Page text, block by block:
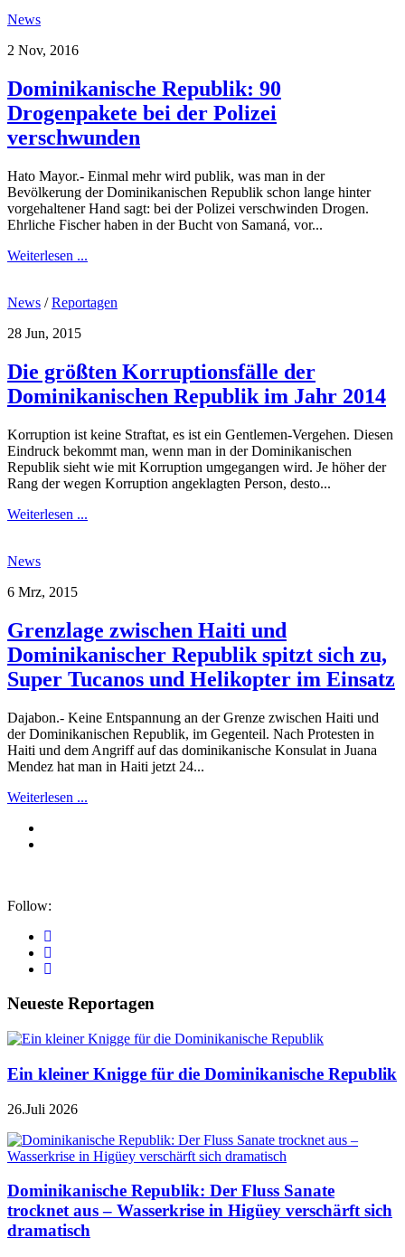
News
2 Nov, 2016
Dominikanische Republik: 90
Drogenpakete bei der Polizei
verschwunden
Hato Mayor.- Einmal mehr wird publik, was man in der
Bevölkerung der Dominikanischen Republik schon lange hinter
vorgehaltener Hand sagt: bei der Polizei verschwinden Drogen.
Ehrliche Fischer haben in der Bucht von Samaná, vor...
Weiterlesen ...
News /Reportagen
28 Jun, 2015
Die größten Korruptionsfälle der
Dominikanischen Republik im Jahr 2014
Korruption ist keine Straftat, es ist ein Gentlemen-Vergehen. Diesen
Eindruck bekommt man, wenn man in der Dominikanischen
Republik sieht wie mit Korruption umgegangen wird. Je höher der
Rang der wegen Korruption angeklagten Person, desto...
Weiterlesen ...
News
6 Mrz, 2015
Grenzlage zwischen Haiti und
Dominikanischer Republik spitzt sich zu,
Super Tucanos und Helikopter im Einsatz
Dajabon.- Keine Entspannung an der Grenze zwischen Haiti und
der Dominikanischen Republik, im Gegenteil. Nach Protesten in
Haiti und dem Angriff auf das dominikanische Konsulat in Juana
Mendez hat man in Haiti jetzt 24...
Weiterlesen ...
Follow:
Neueste Reportagen
Ein kleiner Knigge für die Dominikanische Republik
26.Juli 2026
Dominikanische Republik: Der Fluss Sanate
trocknet aus – Wasserkrise in Higüey verschärft sich
dramatisch